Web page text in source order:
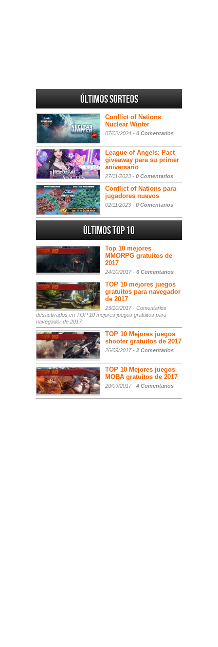
Últimos sorteos
Conflict of Nations
Nuclear Winter
07/02/2024 - 0 Comentarios
League of Angels: Pact
giveaway para su primer
aniversario
27/11/2023 - 0 Comentarios
Conflict of Nations para
jugadores nuevos
02/11/2023 - 0 Comentarios
Últimos Top 10
Top 10 mejores
MMORPG gratuitos de
2017
24/10/2017 - 6 Comentarios
TOP 10 mejores juegos
gratuitos para navegador
de 2017
23/10/2017 - Comentarios
desactivados en TOP 10 mejores juegos gratuitos para
navegador de 2017
TOP 10 Mejores juegos
shooter gratuitos de 2017
26/09/2017 - 2 Comentarios
TOP 10 Mejores juegos
MOBA gratuitos de 2017
20/09/2017 - 4 Comentarios